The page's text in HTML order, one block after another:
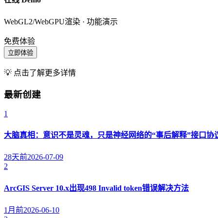
WebGL2/WebGPU渲染 · 功能演示
免费体验
立即体验
💡 点击了解更多详情
最新创建
1
大脑真相：意识不是灵魂，只是神经网络的“事后解释”接口协
28天前2026-07-09
2
ArcGIS Server 10.x出现498 Invalid token错误解决方法
1月前2026-06-10